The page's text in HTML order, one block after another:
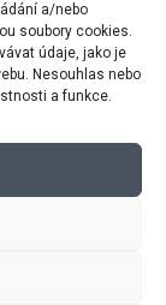
a/nebo
soubory cookies.
údaje, jako je
Nesouhlas nebo
a funkce.